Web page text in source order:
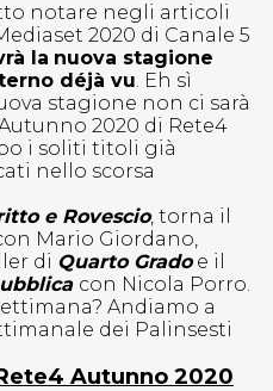
notare negli articoli
2020 di Canale 5
la nuova stagione
déjà vu. Eh sì
stagione non ci sarà
2020 di Rete4
i soliti titoli già
nello scorsa
e Rovescio, torna il
Mario Giordano,
di Quarto Gradoe il
con Nicola Porro.
Andiamo a
dei Palinsesti
Autunno 2020